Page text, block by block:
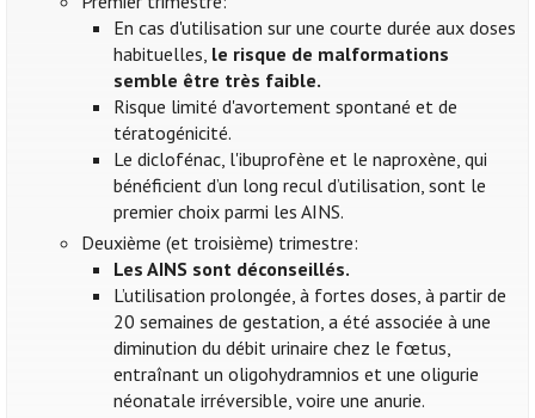
En cas d'utilisation sur une courte durée aux doses
habituelles, le risque de malformations
semble être très faible.
Risque limité d'avortement spontané et de
tératogénicité.
Le diclofénac, l'ibuprofène et le naproxène, qui
bénéficient d’un long recul d’utilisation, sont le
premier choix parmi les AINS.
Deuxième (et troisième) trimestre:
Les AINS sont déconseillés.
L’utilisation prolongée, à fortes doses, à partir de
20 semaines de gestation, a été associée à une
diminution du débit urinaire chez le fœtus,
entraînant un oligohydramnios et une oligurie
néonatale irréversible, voire une anurie.